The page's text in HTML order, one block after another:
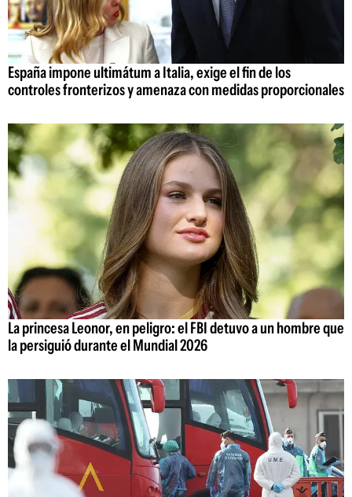
España impone ultimátum a Italia, exige el fin de los
controles fronterizos y amenaza con medidas proporcionales
La princesa Leonor, en peligro: el FBI detuvo a un hombre que
la persiguió durante el Mundial 2026